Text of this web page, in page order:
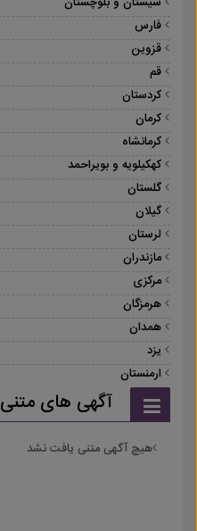
فارس
قزوین
قم
کردستان
کرمان
کرمانشاه
کهکیلویه و بویراحمد
گلستان
گیلان
لرستان
مازندران
مرکزی
هرمزگان
همدان
یزد
ارمنستان
آگهی های متنی
هیچ آگهی متنی یافت نشد